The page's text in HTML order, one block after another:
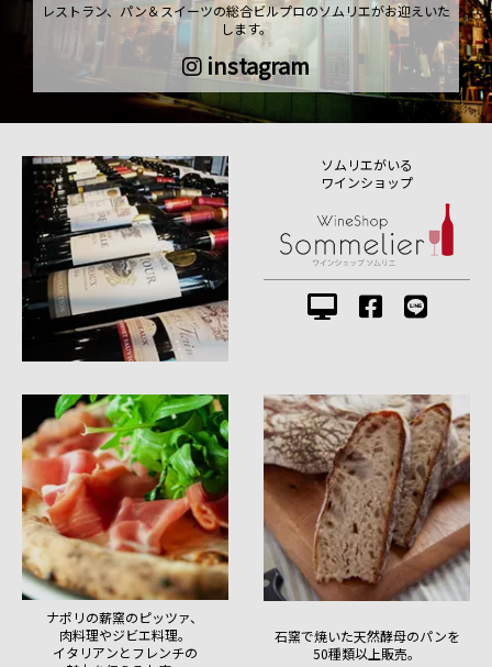
レストラン、パン＆スイーツの総合ビルプロのソムリエがお迎えいた
します。
instagram
ソムリエがいる
ワインショップ
ナポリの薪窯のピッツァ、
肉料理やジビエ料理。
イタリアンとフレンチの
石窯で焼いた天然酵母のパンを
50種類以上販売。